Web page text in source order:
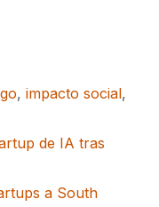
, impacto social,
de IA tras
a South